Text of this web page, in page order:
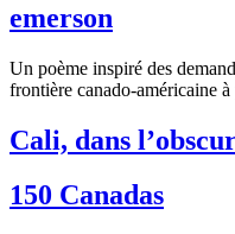
emerson
Un poème inspiré des
frontière canado-américaine
Cali, dans
150 Canadas